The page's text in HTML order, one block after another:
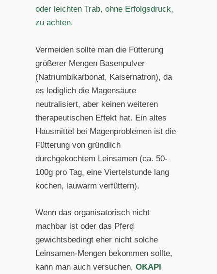
oder leichten Trab, ohne Erfolgsdruck,
zu achten.
Vermeiden sollte man die Fütterung
größerer Mengen Basenpulver
(Natriumbikarbonat, Kaisernatron), da
es lediglich die Magensäure
neutralisiert, aber keinen weiteren
therapeutischen Effekt hat. Ein altes
Hausmittel bei Magenproblemen ist die
Fütterung von gründlich
durchgekochtem Leinsamen (ca. 50-
100g pro Tag, eine Viertelstunde lang
kochen, lauwarm verfüttern).
Wenn das organisatorisch nicht
machbar ist oder das Pferd
gewichtsbedingt eher nicht solche
Leinsamen-Mengen bekommen sollte,
kann man auch versuchen, OKAPI